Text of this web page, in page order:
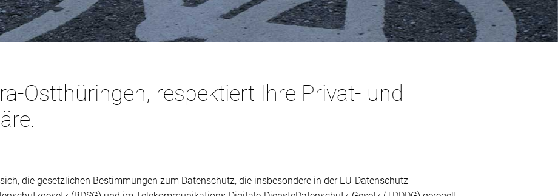
Ostthüringen, respektiert Ihre Privat- und
die gesetzlichen Bestimmungen zum Datenschutz, die insbesondere in der EU-Datenschutz-